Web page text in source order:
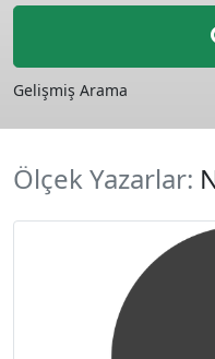
Gelişmiş Arama
Ölçek Yazarlar: